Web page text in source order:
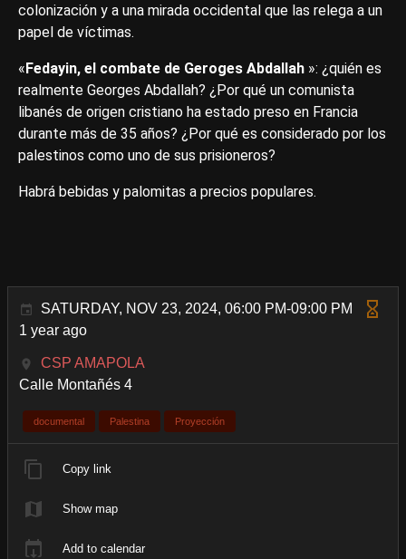
colonización y a una mirada occidental que las relega a un
papel de víctimas.
«Fedayin, el combate de Geroges Abdallah »: ¿quién es
realmente Georges Abdallah? ¿Por qué un comunista
libanés de origen cristiano ha estado preso en Francia
durante más de 35 años? ¿Por qué es considerado por los
palestinos como uno de sus prisioneros?
Habrá bebidas y palomitas a precios populares.
SATURDAY, NOV 23, 2024, 06:00 PM-09:00 PM
1 year ago
CSP AMAPOLA
Calle Montañés 4
documental Palestina Proyección
Copy link
Show map
Add to calendar